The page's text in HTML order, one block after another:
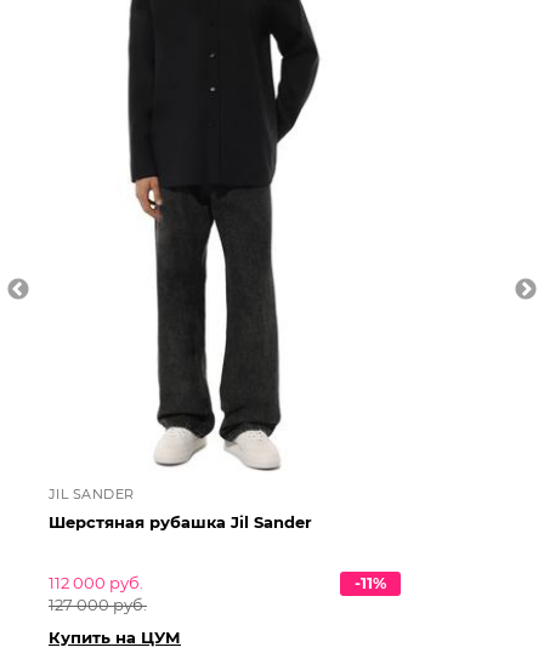
JIL SANDER
Шерстяная рубашка Jil Sander
112 000 руб.
127 000 руб.
-11%
Купить на ЦУМ